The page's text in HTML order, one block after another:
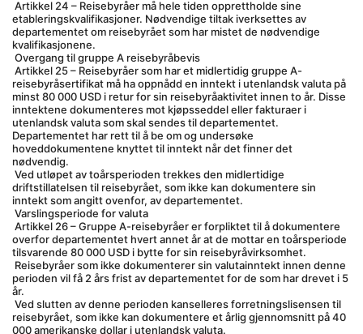
etableringskvalifikasjoner. Nødvendige tiltak iverksettes av
departementet om reisebyrået som har mistet de nødvendige
kvalifikasjonene.
Overgang til gruppe A reisebyråbevis
reisebyråsertifikat må ha oppnådd en inntekt i utenlandsk valuta på
minst 80 000 USD i retur for sin reisebyråaktivitet innen to år. Disse
inntektene dokumenteres mot kjøpsseddel eller fakturaer i
utenlandsk valuta som skal sendes til departementet.
Departementet har rett til å be om og undersøke
hoveddokumentene knyttet til inntekt når det finner det
nødvendig.
driftstillatelsen til reisebyrået, som ikke kan dokumentere sin
inntekt som angitt ovenfor, av departementet.
Varslingsperiode for valuta
overfor departementet hvert annet år at de mottar en toårsperiode
tilsvarende 80 000 USD i bytte for sin reisebyråvirksomhet.
perioden vil få 2 års frist av departementet for de som har drevet i 5
år.
reisebyrået, som ikke kan dokumentere et årlig gjennomsnitt på 40
000 amerikanske dollar i utenlandsk valuta.